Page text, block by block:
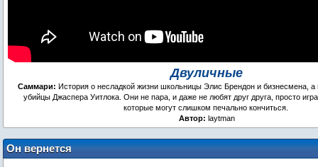
Двуличные
Саммари: История о несладкой жизни школьницы Элис Брендон и бизнесмена, а
убийцы Джаспера Уитлока. Они не пара, и даже не любят друг друга, просто
которые могут слишком печально кончиться.
Автор: laytman
Он вернется